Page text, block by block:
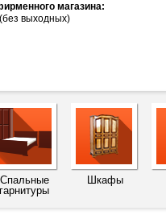
магазина:
(без выходных)
Спальные
гарнитуры
Шкафы